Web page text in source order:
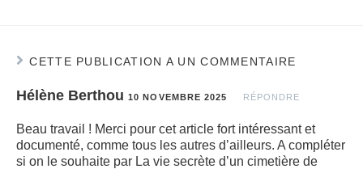
CETTE PUBLICATION A UN COMMENTAIRE
Hélène Berthou 10 NOVEMBRE 2025 RÉPONDRE
Beau travail ! Merci pour cet article fort intéressant et
documenté, comme tous les autres d’ailleurs. A compléter
si on le souhaite par La vie secrète d’un cimetière de